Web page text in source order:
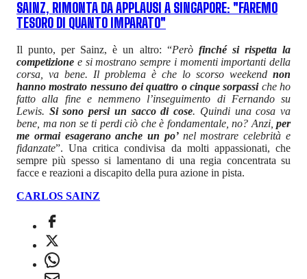
SAINZ, RIMONTA DA APPLAUSI A SINGAPORE: "FAREMO
TESORO DI QUANTO IMPARATO"
Il punto, per Sainz, è un altro: “Però finché si rispetta la
competizione e si mostrano sempre i momenti importanti della
corsa, va bene. Il problema è che lo scorso weekend non
hanno mostrato nessuno dei quattro o cinque sorpassi che ho
fatto alla fine e nemmeno l’inseguimento di Fernando su
Lewis. Si sono persi un sacco di cose. Quindi una cosa va
bene, ma non se ti perdi ciò che è fondamentale, no? Anzi, per
me ormai esagerano anche un po’ nel mostrare celebrità e
fidanzate”. Una critica condivisa da molti appassionati, che
sempre più spesso si lamentano di una regia concentrata su
facce e reazioni a discapito della pura azione in pista.
CARLOS SAINZ